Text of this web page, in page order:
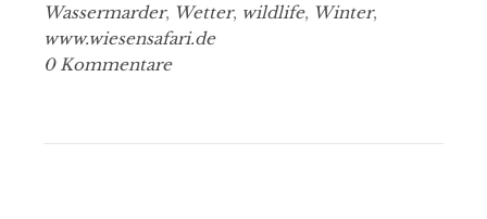
Wassermarder, Wetter, wildlife, Winter,
www.wiesensafari.de
0 Kommentare